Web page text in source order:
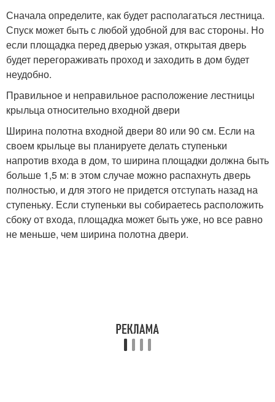
Сначала определите, как будет располагаться лестница.
Спуск может быть с любой удобной для вас стороны. Но
если площадка перед дверью узкая, открытая дверь
будет перегораживать проход и заходить в дом будет
неудобно.
Правильное и неправильное расположение лестницы
крыльца относительно входной двери
Ширина полотна входной двери 80 или 90 см. Если на
своем крыльце вы планируете делать ступеньки
напротив входа в дом, то ширина площадки должна быть
больше 1,5 м: в этом случае можно распахнуть дверь
полностью, и для этого не придется отступать назад на
ступеньку. Если ступеньки вы собираетесь расположить
сбоку от входа, площадка может быть уже, но все равно
не меньше, чем ширина полотна двери.